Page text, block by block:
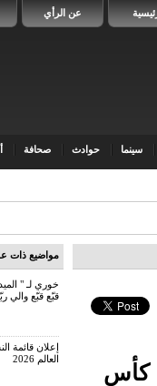
عن الرأي
سينما حوادث صحافة
كأس
مواضيع ذات
خوري لـ "
قبّع قبّع والي
إعلان قائمة
العالم 2026